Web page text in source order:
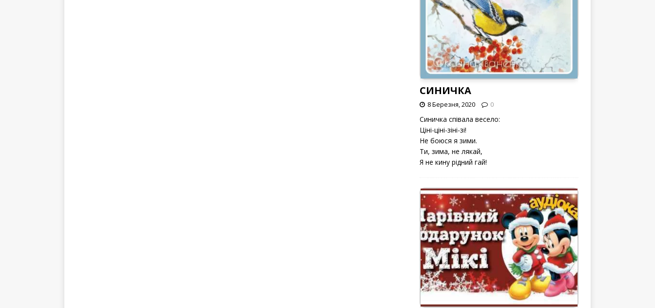
СИНИЧКА
8 Березня, 2020 0
Синичка співала весело:
Ціні-ціні-зіні-зі!
Не боюся я зими.
Ти, зима, не лякай,
Я не кину рідний гай!